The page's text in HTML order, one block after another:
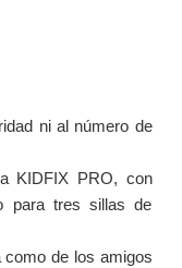
ni al número de
KIDFIX PRO, con
para tres sillas de
como de los amigos